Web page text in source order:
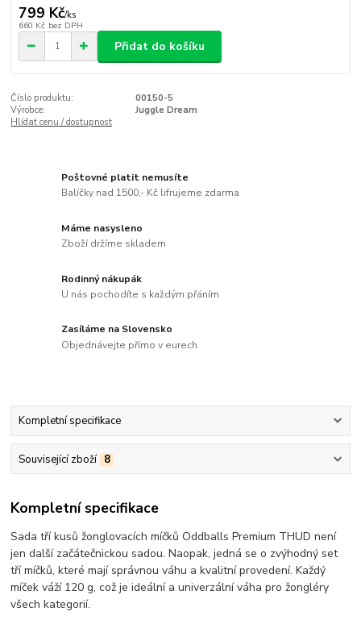
799 Kč/ks
660 Kč bez DPH
Přidat do košíku
Číslo produktu:
00150-5
Výrobce:
Juggle Dream
Hlídat cenu / dostupnost
Poštovné platit nemusíte
Balíčky nad 1500,- Kč lifrujeme zdarma
Máme nasysleno
Zboží držíme skladem
Rodinný nákupák
U nás pochodíte s každým přáním
Zasíláme na Slovensko
Objednávejte přímo v eurech
Kompletní specifikace
Související zboží 8
Kompletní specifikace
Sada tří kusů žonglovacích míčků Oddballs Premium THUD není
jen další začátečnickou sadou. Naopak, jedná se o zvýhodný set
tří míčků, které mají správnou váhu a kvalitní provedení. Každý
míček váží 120 g, což je ideální a univerzální váha pro žongléry
všech kategorií.